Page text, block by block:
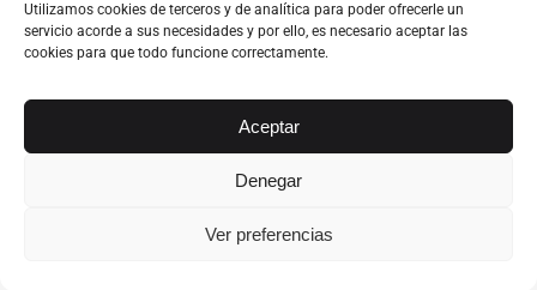
Utilizamos cookies de terceros y de analítica para poder ofrecerle un
servicio acorde a sus necesidades y por ello, es necesario aceptar las
cookies para que todo funcione correctamente.
Aceptar
Denegar
Ver preferencias
de Tenerife. Islas Canarias.
Somos Abogados especialistas del Derecho desde 1954.
Tenerife Sur Mejores Abogados Tenerife
Abogados colegiados y ejercientes del ICATF.
Todos los derechos reservados.